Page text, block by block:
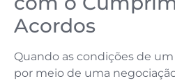
Acordos
Quando as condições de
por meio de uma